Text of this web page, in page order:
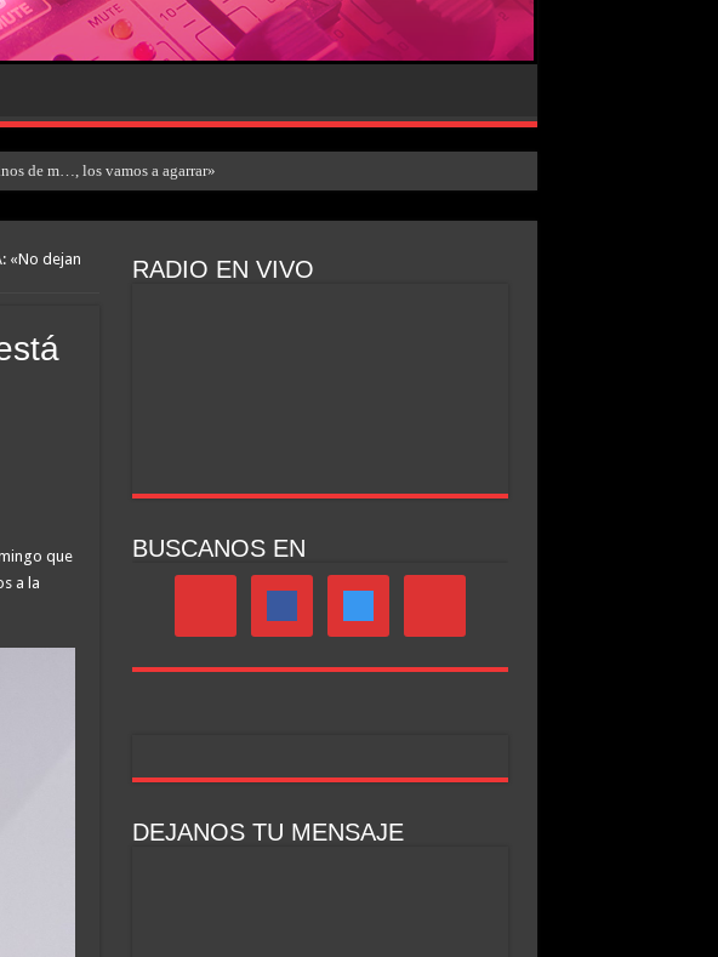
de m…, los vamos a agarrar»
«No dejan
que
a la
RADIO EN VIVO
BUSCANOS EN
DEJANOS TU MENSAJE